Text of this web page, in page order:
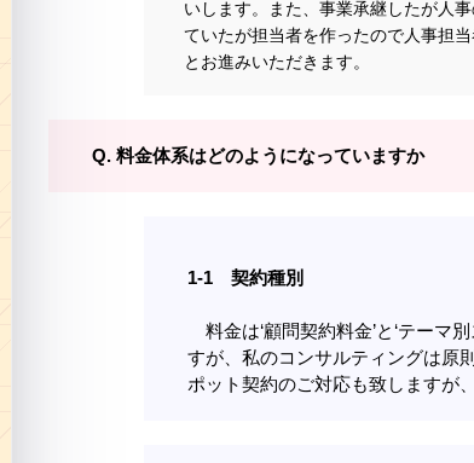
いします。また、事業承継したが人
ていたが担当者を作ったので人事担
とお進みいただきます。
Q. 料金体系はどのようになっていますか
1-1 契約種別
料金は‘顧問契約料金’と‘テーマ
すが、私のコンサルティングは原
ポット契約のご対応も致しますが